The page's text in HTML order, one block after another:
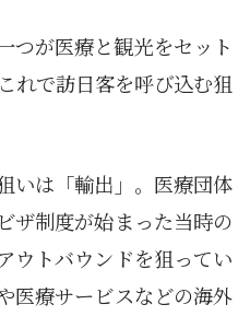
つが医療と観光をセット
れで訪日客を呼び込む狙
いは「輸出」。医療団体
ザ制度が始まった当時の
ウトバウンドを狙ってい
医療サービスなどの海外